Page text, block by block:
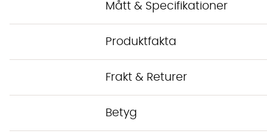
Mått & Specifikationer
Produktfakta
Frakt & Returer
Betyg